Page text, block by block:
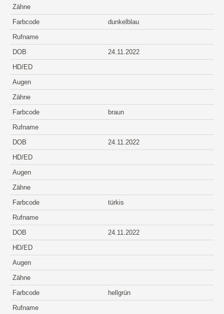
Zähne
Farbcode
dunkelblau
Rufname
DOB
24.11.2022
HD/ED
Augen
Zähne
Farbcode
braun
Rufname
DOB
24.11.2022
HD/ED
Augen
Zähne
Farbcode
türkis
Rufname
DOB
24.11.2022
HD/ED
Augen
Zähne
Farbcode
hellgrün
Rufname